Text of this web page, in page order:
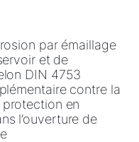
par émaillage
et de
DIN 4753
contre la
en
l’ouverture de